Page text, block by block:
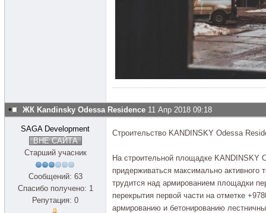
ЖК Kandinsky Odessa Residence 11 Апр 2018 09:18
SAGA Development
ВНЕ САЙТА
Старший учасник
Сообщений: 63
Спасибо получено: 1
Репутация: 0
Строительство KANDINSKY Odessa
На строительной площадке
придерживаться максимально активного
трудится над армированием площадки
перекрытия первой части на отметке
армированию и бетонированию